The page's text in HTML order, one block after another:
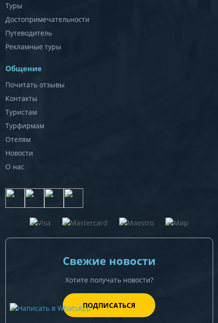
Туры
Достопримечательности
Путеводитель
Рекламные туры
Общение
Почитать отзывы
Контакты
Туристам
Турфирмам
Отелям
Новости
О нас
Свежие новости
Хотите получать новости?
ПОДПИСАТЬСЯ